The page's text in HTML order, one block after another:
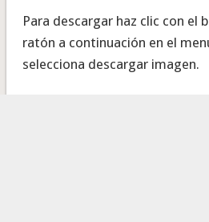
Para descargar haz clic con el
ratón a continuación en el
selecciona descargar imagen.